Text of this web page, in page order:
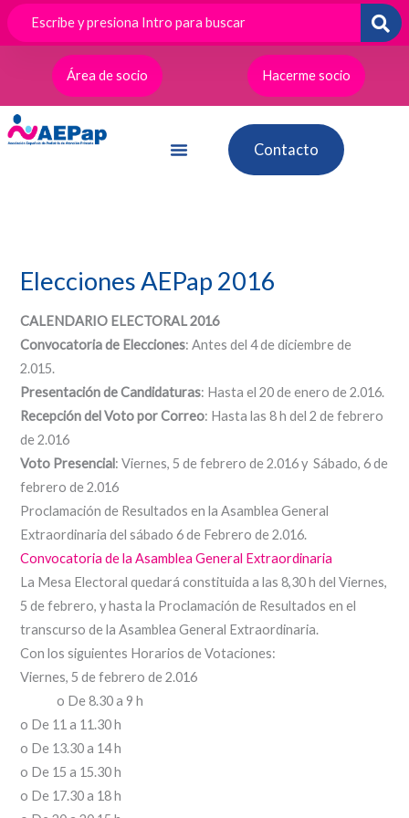
contenido
Área de socio
Hacerme socio
Contacto
Elecciones AEPap 2016
CALENDARIO ELECTORAL 2016
Convocatoria de Elecciones: Antes del 4 de diciembre de
2.015.
Presentación de Candidaturas: Hasta el 20 de enero de 2.016.
Recepción del Voto por Correo: Hasta las 8 h del 2 de febrero
de 2.016
Voto Presencial: Viernes, 5 de febrero de 2.016 y Sábado, 6 de
febrero de 2.016
Proclamación de Resultados en la Asamblea General
Extraordinaria del sábado 6 de Febrero de 2.016.
Convocatoria de la Asamblea General Extraordinaria
La Mesa Electoral quedará constituida a las 8,30 h del Viernes,
5 de febrero, y hasta la Proclamación de Resultados en el
transcurso de la Asamblea General Extraordinaria.
Con los siguientes Horarios de Votaciones:
Viernes, 5 de febrero de 2.016
o De 8.30 a 9 h
o De 11 a 11.30 h
o De 13.30 a 14 h
o De 15 a 15.30 h
o De 17.30 a 18 h